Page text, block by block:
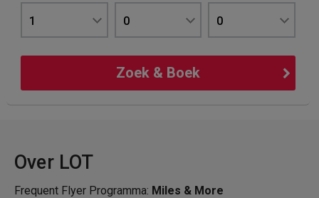
1 0 0
Zoek & Boek
Over LOT
Frequent Flyer Programma: Miles & More